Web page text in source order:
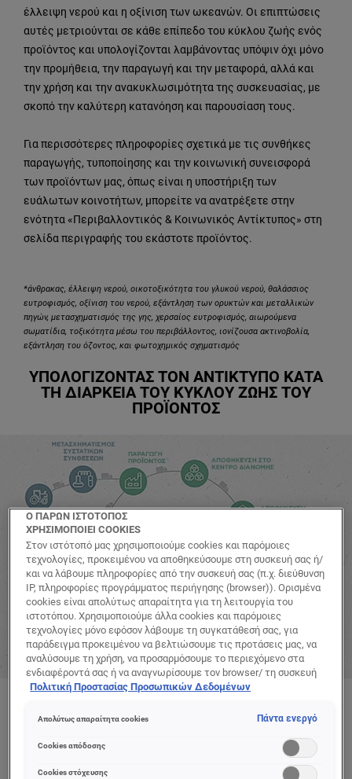
έλλειψη νερού και η οξίνιση των ωκεανών. Οι επιπτώσεις
αυτές μετριούνται σε κάθε επίπεδο του κύκλου ζωής ενός
προϊόντος και υπολογίζονται λαμβάνοντας υπόψιν όχι μόνο
την προμήθεια, την παραγωγή και την μεταφορά, αλλά και
την χρήση και την ανακυκλωσιμότητα της συσκευασίας, με
σκοπό την καλύτερη κατανόηση και παρουσίαση τους.
Για περισσότερες πληροφορίες σχετικά με τις συνθήκες
παραγωγής, τυποποίησης και την κοινωνική συνεισφορά
των προϊόντων μας, όπως είναι η υποστήριξη των
ευάλωτων κοινοτήτων, μπορείτε να ανατρέξετε στην
ενότητα «Περιβαλλοντικός & Κοινωνικός Αντίκτυπος» στη
σελίδα περιγραφής του εκάστοτε προϊόντος.
*άνθρακας, έλλειψη νερού, οικοτοξικότητα του γλυκού νερού, θαλάσσιος
ευτροφισμός, οξίνιση του νερού, εξάντληση των ορυκτών και μεταλλικών
πηγών, μετασχηματισμός της γης, χερσαίος ευτροφισμός, αιωρούμενα
σωματίδια, τοξικότητα μέσω του περιβάλλοντος, ιονίζουσα ακτινοβολία,
εξάντληση του όζοντος, και φωτοχημικός σχηματισμός
ΥΠΟΛΟΓΙΖΟΝΤΑΣ ΤΟΝ ΑΝΤΙΚΤΥΠΟ ΚΑΤΑ
ΤΗ ΔΙΑΡΚΕΙΑ ΤΟΥ ΚΥΚΛΟΥ ΖΩΗΣ ΤΟΥ
ΠΡΟΪΟΝΤΟΣ
ΠΡΟΪΟΝΤΩΝ ΜΑΣ
Ο ΠΑΡΩΝ ΙΣΤΟΤΟΠΟΣ
ΧΡΗΣΙΜΟΠΟΙΕΙ COOKIES
Στον ιστότοπό μας χρησιμοποιούμε cookies και παρόμοιες
τεχνολογίες, προκειμένου να αποθηκεύσουμε στη συσκευή σας ή/
και να λάβουμε πληροφορίες από την συσκευή σας (π.χ. διεύθυνση
IP, πληροφορίες προγράμματος περιήγησης (browser)). Ορισμένα
cookies είναι απολύτως απαραίτητα για τη λειτουργία του
ιστοτόπου. Χρησιμοποιούμε άλλα cookies και παρόμοιες
τεχνολογίες μόνο εφόσον λάβουμε τη συγκατάθεσή σας, για
παράδειγμα προκειμένου να βελτιώσουμε τις προτάσεις μας, να
αναλύσουμε τη χρήση, να προσαρμόσουμε το περιεχόμενο στα
ενδιαφέροντά σας ή να αναγνωρίσουμε τον browser/ τη συσκευή
σας για τη δημιουργία προφίλ με τα ενδιαφέροντά σας και να σας
διαδικτυακές προτάσεις. Μπορείτε να αποδεχθείτε cookies τα
(«Απόρριψη όλων») ή να ρυθμίσετε και να αποθηκεύσετε τις
επιλογές σας («Αποθήκευση επιλογών»). Μπορείτε επίσης, ανά
πάσα στιγμή, να ελέγξετε και να ρυθμίσετε εκ νέου τις επιλογές
Πολιτική Προστασίας Προσωπικών Δεδομένων
Απολύτως απαραίτητα cookies Πάντα ενεργό
Cookies απόδοσης
Cookies στόχευσης